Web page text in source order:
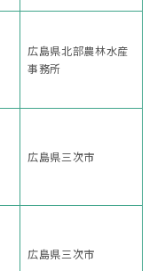
広島県北部農林水産
事務所
広島県三次市
広島県三次市